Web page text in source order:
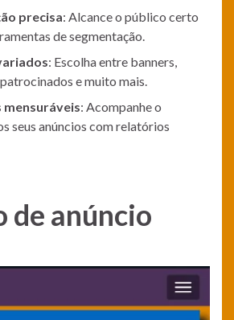
precisa: Alcance o público certo
de segmentação.
: Escolha entre banners,
e muito mais.
mensuráveis: Acompanhe o
seus anúncios com relatórios
de anúncio